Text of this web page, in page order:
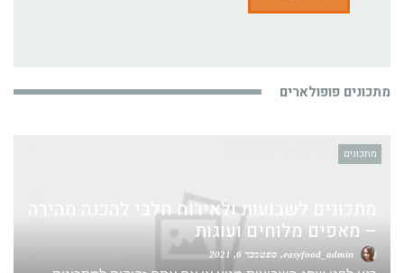
מתכונים פופולארים
מתכונים
מתכונים לשבועות ולאירוח חלבי להכנה מהירה
– מאפים מלוחים ועוגות
ספטמבר 6, 2021